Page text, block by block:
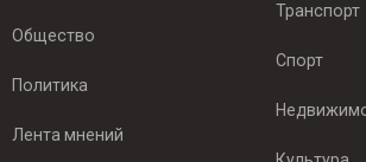
Общество
Политика
Лента мнений
Транспорт
Спорт